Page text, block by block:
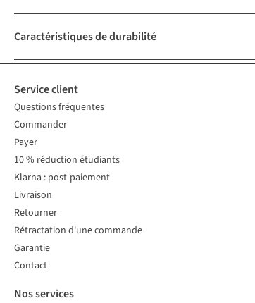
Caractéristiques de durabilité
Service client
Questions fréquentes
Commander
Payer
10 % réduction étudiants
Klarna : post-paiement
Livraison
Retourner
Rétractation d'une commande
Garantie
Contact
Nos services